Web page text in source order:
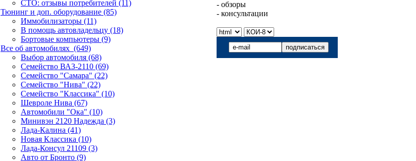
СТО: отзывы потребителей (11)
Тюнинг и доп. оборудование (85)
Иммобилизаторы (11)
В помощь автовладельцу (18)
Бортовые компьютеры (9)
Все об автомобилях (649)
Выбор автомобиля (68)
Семейство ВАЗ-2110 (69)
Семейство "Самара" (22)
Семейство "Нива" (22)
Семейство "Классика" (10)
Шевроле Нива (67)
Автомобили "Ока" (10)
Минивэн 2120 Надежда (3)
Лада-Калина (41)
Новая Классика (10)
Лада-Консул 21109 (3)
Авто от Бронто (9)
- обзоры
- консультации